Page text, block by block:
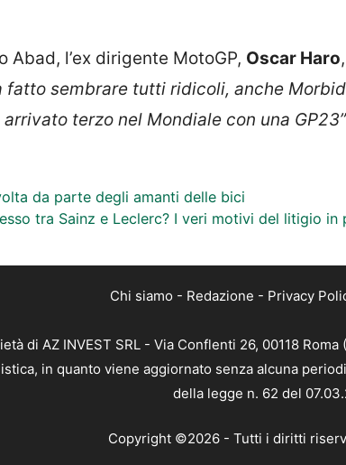
l’ex dirigente MotoGP, Oscar Haro
fatto sembrare tutti ridicoli, anche
terzo nel Mondiale con una GP23”
da parte degli amanti delle bici
tra Sainz e Leclerc? I veri motivi del litigio in
Chi siamo - Redazione - Privacy
di AZ INVEST SRL - Via Conflenti 26, 00118
in quanto viene aggiornato senza alcuna
della legge n. 62 del
Copyright ©2026 - Tutti i diritti